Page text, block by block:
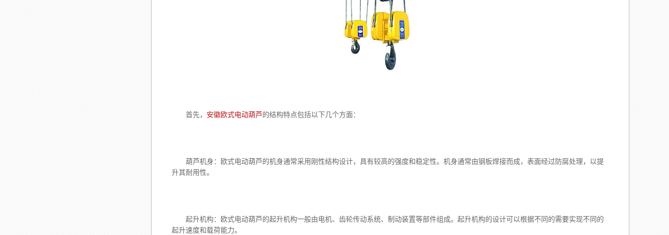
首先， 安徽欧式电动葫芦 的结构特点包括以下几个方面：
葫芦机身：欧式电动葫芦的机身通常采用刚性结构设计，具有较高的强度和稳定性。机身通常由钢板焊接而成，表面经过防腐处理，以提
升其耐用性。
起升机构：欧式电动葫芦的起升机构一般由电机、齿轮传动系统、制动装置等部件组成。起升机构的设计可以根据不同的需要实现不同的
起升速度和载荷能力。